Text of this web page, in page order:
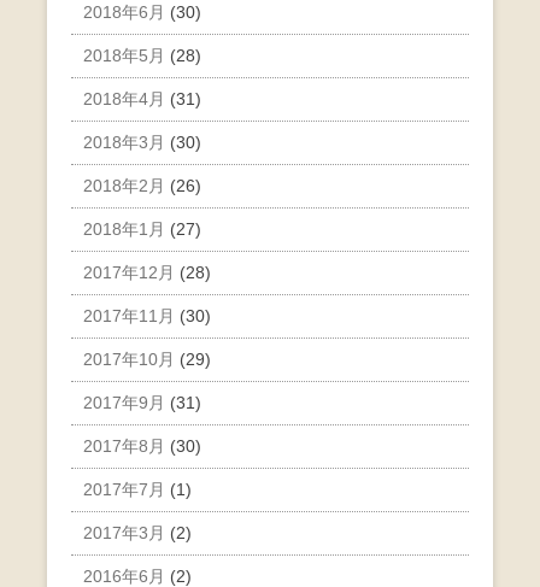
2018年6月 (30)
2018年5月 (28)
2018年4月 (31)
2018年3月 (30)
2018年2月 (26)
2018年1月 (27)
2017年12月 (28)
2017年11月 (30)
2017年10月 (29)
2017年9月 (31)
2017年8月 (30)
2017年7月 (1)
2017年3月 (2)
2016年6月 (2)